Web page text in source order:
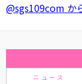
@sgs109com か
ニュース